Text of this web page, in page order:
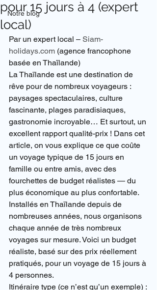
Notre blog
pour 15 jours à 4 (expert
local)
Par un expert local – Siam-
holidays.com (agence francophone
basée en Thaïlande)
La Thaïlande est une destination de
rêve pour de nombreux voyageurs :
paysages spectaculaires, culture
fascinante, plages paradisiaques,
gastronomie incroyable… Et surtout, un
excellent rapport qualité-prix ! Dans cet
article, on vous explique ce que coûte
un voyage typique de 15 jours en
famille ou entre amis, avec des
fourchettes de budget réalistes — du
plus économique au plus confortable.
Installés en Thaïlande depuis de
nombreuses années, nous organisons
chaque année de très nombreux
voyages sur mesure. Voici un budget
réaliste, basé sur des prix réellement
pratiqués, pour un voyage de 15 jours à
4 personnes.
Itinéraire type (ce n’est qu’un exemple) :